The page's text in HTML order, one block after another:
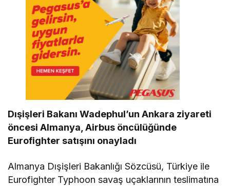
Dışişleri Bakanı Wadephul’un Ankara ziyareti
öncesi Almanya, Airbus öncülüğünde
Eurofighter satışını onayladı
Almanya Dışişleri Bakanlığı Sözcüsü, Türkiye ile
Eurofighter Typhoon savaş uçaklarının teslimatına